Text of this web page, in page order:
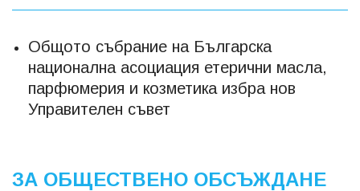
Общото събрание на Българска
национална асоциация етерични масла,
парфюмерия и козметика избра нов
Управителен съвет
ЗА ОБЩЕСТВЕНО ОБСЪЖДАНЕ